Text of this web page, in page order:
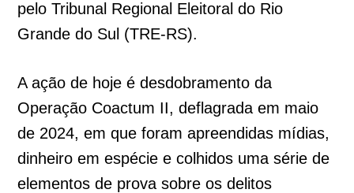
pelo Tribunal Regional Eleitoral do Rio
Grande do Sul (TRE-RS).
A ação de hoje é desdobramento da
Operação Coactum II, deflagrada em maio
de 2024, em que foram apreendidas mídias,
dinheiro em espécie e colhidos uma série de
elementos de prova sobre os delitos